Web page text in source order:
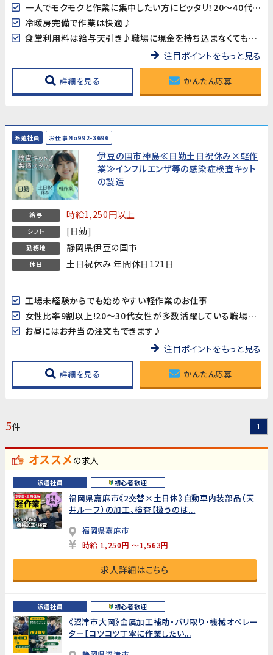
一人でモクモクと作業に集中したい方にピッタリ！20～40代男女多数活躍中!!
冷暖房完備で作業は快適♪
食堂利用料は給与天引き♪職場に現金を持ち込まなくても大丈夫♪
注目ポイントをもっと見る
詳細を見る かんたん応募
派遣社員 お仕事No992-3696
伊豆の国市神島≪日勤土日祝休み×軽作
業≫インフルエンザ等の感染症検査キット
の製造
給与 時給1,250円以上
シフト [日勤]
勤務地 静岡県伊豆の国市
休日 土日祝休み 年間休日121日
工場未経験からでも始めやすい軽作業のお仕事
女性比率9割以上!20～30代女性が多数活躍している職場です♪
お昼にはお弁当の注文もできます♪
注目ポイントをもっと見る
詳細を見る かんたん応募
5件 1
オススメの求人
派遣社員 初心者歓迎
福岡県嘉麻市《2交替×土日休》自動車内装部品（天
井ルーフ）の加工、検査【扱うのは...
福岡県嘉麻市
時給 1,250円 ～1,563円
求人詳細はこちら
派遣社員 初心者歓迎
《沼津市大岡》金属加工補助・バリ取り・機械オペレー
ター【コツコツ丁寧に作業したい...